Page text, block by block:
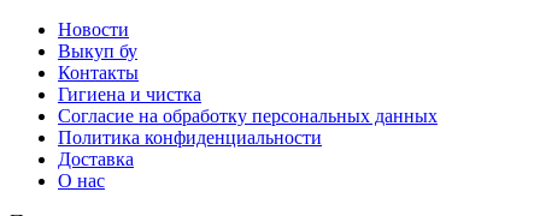
Новости
Выкуп бу
Контакты
Гигиена и чистка
Согласие на обработку персональных данных
Политика конфиденциальности
Доставка
О нас